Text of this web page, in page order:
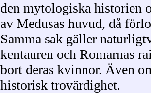
den mytologiska historien
av Medusas huvud, då
Samma sak gäller
kentauren och Romarnas
bort deras kvinnor. Även
historisk trovärdighet.